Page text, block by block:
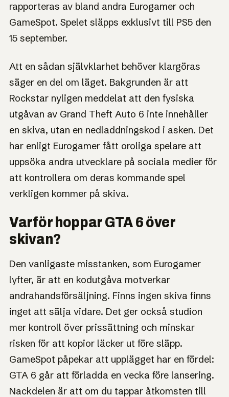
Att en "fysisk" utgåva faktiskt har en skiva har plötsligt
blivit en nyhet värd att fira.
rapporteras av bland andra Eurogamer och
GameSpot. Spelet släpps exklusivt till PS5 den
15 september.
Att en sådan självklarhet behöver klargöras
säger en del om läget. Bakgrunden är att
Rockstar nyligen meddelat att den fysiska
utgåvan av Grand Theft Auto 6 inte innehåller
en skiva, utan en nedladdningskod i asken. Det
har enligt Eurogamer fått oroliga spelare att
uppsöka andra utvecklare på sociala medier för
att kontrollera om deras kommande spel
verkligen kommer på skiva.
Varför hoppar GTA 6 över
skivan?
Den vanligaste misstanken, som Eurogamer
lyfter, är att en kodutgåva motverkar
andrahandsförsäljning. Finns ingen skiva finns
inget att sälja vidare. Det ger också studion
mer kontroll över prissättning och minskar
risken för att kopior läcker ut före släpp.
GameSpot påpekar att upplägget har en fördel:
GTA 6 går att förladda en vecka före lansering.
Nackdelen är att om du tappar åtkomsten till